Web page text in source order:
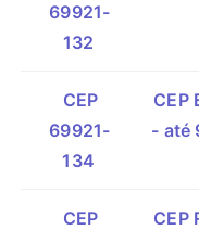
69921-
132
CEP
69921-
134
CEP
- até
CEP
CEP